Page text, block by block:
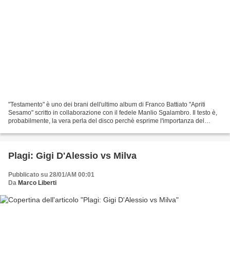
"Testamento" è uno dei brani dell'ultimo album di Franco Battiato "Apriti
Sesamo" scritto in collaborazione con il fedele Manlio Sgalambro. Il testo è,
probabilmente, la vera perla del disco perchè esprime l'importanza del
Plagi: Gigi D'Alessio vs Milva
Pubblicato su 28/01/AM 00:01
Da Marco Liberti